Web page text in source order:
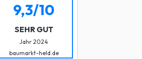
9,3/10
SEHR GUT
Jahr 2024
baumarkt-held.de